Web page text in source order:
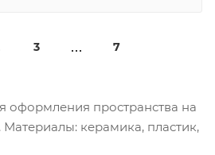
3 7
оформления пространства на
керамика, пластик,